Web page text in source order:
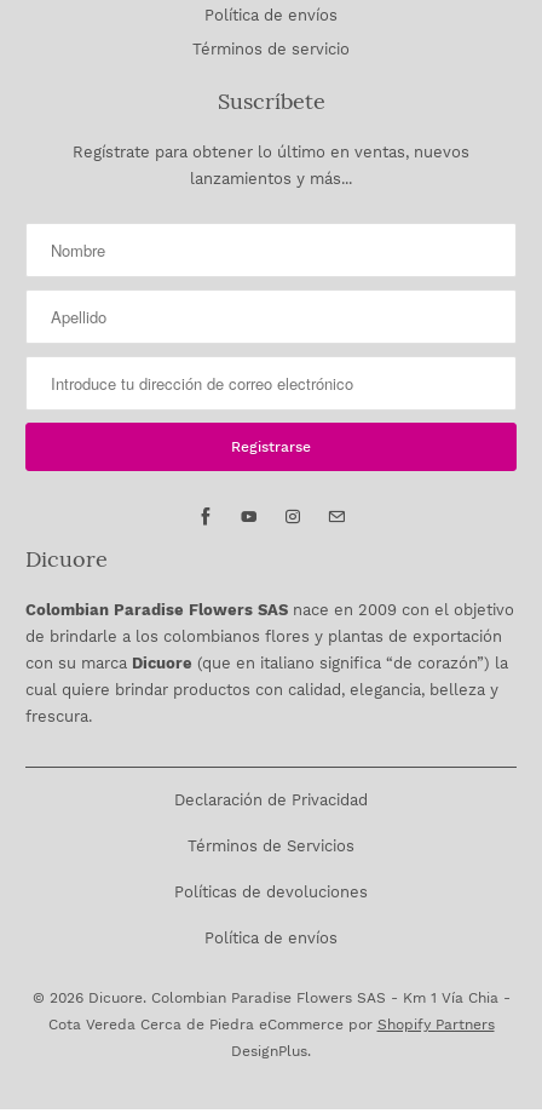
Política de envíos
Términos de servicio
Suscríbete
Regístrate para obtener lo último en ventas, nuevos
lanzamientos y más...
Dicuore
Colombian Paradise Flowers SAS nace en 2009 con el objetivo
de brindarle a los colombianos flores y plantas de exportación
con su marca Dicuore (que en italiano significa “de corazón”) la
cual quiere brindar productos con calidad, elegancia, belleza y
frescura.
Declaración de Privacidad
Términos de Servicios
Políticas de devoluciones
Política de envíos
© 2026 Dicuore. Colombian Paradise Flowers SAS - Km 1 Vía Chia -
Cota Vereda Cerca de Piedra eCommerce por Shopify Partners
DesignPlus.